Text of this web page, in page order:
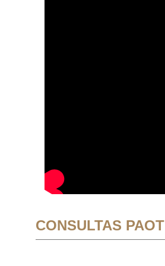
CONSULTAS PAOT